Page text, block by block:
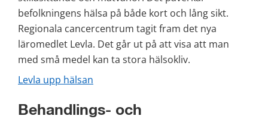
befolkningens hälsa på både kort och lång sikt.
Regionala cancercentrum tagit fram det nya
läromedlet Levla. Det går ut på att visa att man
med små medel kan ta stora hälsokliv.
Levla upp hälsan
Behandlings- och